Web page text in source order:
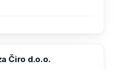
Čiro d.o.o.